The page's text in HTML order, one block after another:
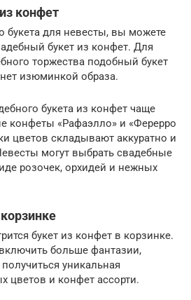
конфет
букета для невесты, вы можете
букет из конфет. Для
торжества подобный букет
изюминкой образа.
букета из конфет чаще
конфеты «Рафаэлло» и «Ферерро
цветов складывают аккуратно и
могут выбрать свадебные
розочек, орхидей и нежных
букет из конфет в корзинке.
больше фантазии,
уникальная
цветов и конфет ассорти.